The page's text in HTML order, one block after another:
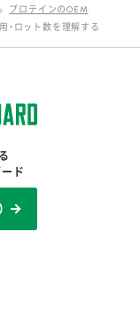
プロテインのOEM
・ロット数を理解する
ド